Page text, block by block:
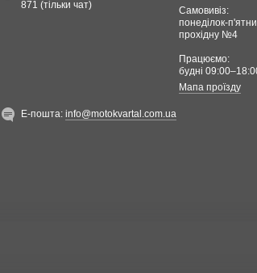
871 (тільки чат)
Самовивіз:
понеділок-
прохідну №4
Працюємо:
будні
Мапа проїзду
Е-пошта:info@motokvartal.com.ua